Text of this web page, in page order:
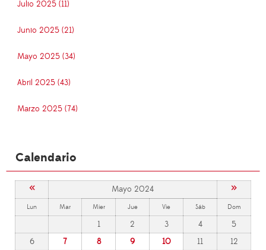
Julio 2025 (11)
Junio 2025 (21)
Mayo 2025 (34)
Abril 2025 (43)
Marzo 2025 (74)
Calendario
« Mayo 2024 »
Lun Mar Mier Jue Vie Sáb Dom
1 2 3 4
5
6
7 8 9 10 11
12